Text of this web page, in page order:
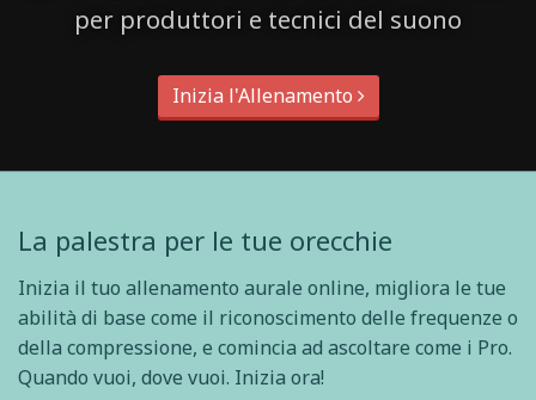
per produttori e tecnici del suono
Inizia l'Allenamento
La palestra per le tue orecchie
Inizia il tuo allenamento aurale online, migliora le tue
abilità di base come il riconoscimento delle frequenze o
della compressione, e comincia ad ascoltare come i Pro.
Quando vuoi, dove vuoi. Inizia ora!